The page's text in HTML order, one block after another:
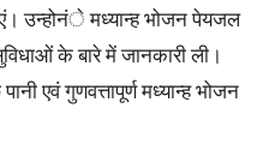
उन्होनंे मध्यान्ह भोजन पेयजल
के बारे में जानकारी ली।
एवं गुणवत्तापूर्ण मध्यान्ह भोजन